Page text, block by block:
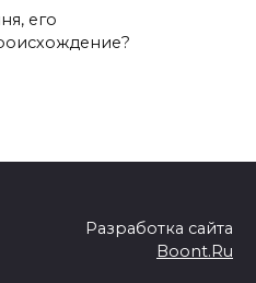
его
Разработка сайта
Boont.Ru